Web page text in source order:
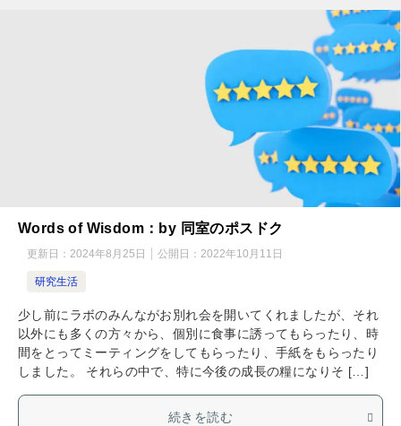
Words of Wisdom：by 同室のポスドク
更新日： 2024年8月25日 公開日： 2022年10月11日
研究生活
少し前にラボのみんながお別れ会を開いてくれましたが、それ
以外にも多くの方々から、個別に食事に誘ってもらったり、時
間をとってミーティングをしてもらったり、手紙をもらったり
しました。 それらの中で、特に今後の成長の糧になりそ […]
続きを読む